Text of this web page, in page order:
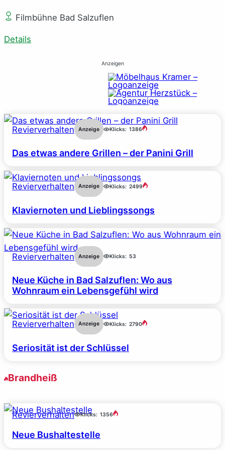
Filmbühne Bad Salzuflen
Details
Anzeigen
Revierverhalten Anzeige Klicks: 1386
Das etwas andere Grillen – der Panini Grill
Revierverhalten Anzeige Klicks: 2499
Klaviernoten und Lieblingssongs
Revierverhalten Anzeige Klicks: 53
Neue Küche in Bad Salzuflen: Wo aus
Wohnraum ein Lebensgefühl wird
Revierverhalten Anzeige Klicks: 2790
Seriosität ist der Schlüssel
Brandheiß
Revierverhalten Klicks: 1356
Neue Bushaltestelle